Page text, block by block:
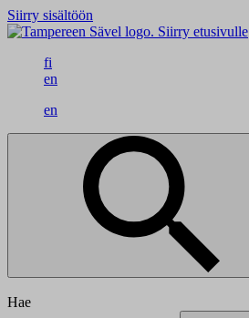
Siirry sisältöön
Siirry etusivulle
fi
en
en
Hae